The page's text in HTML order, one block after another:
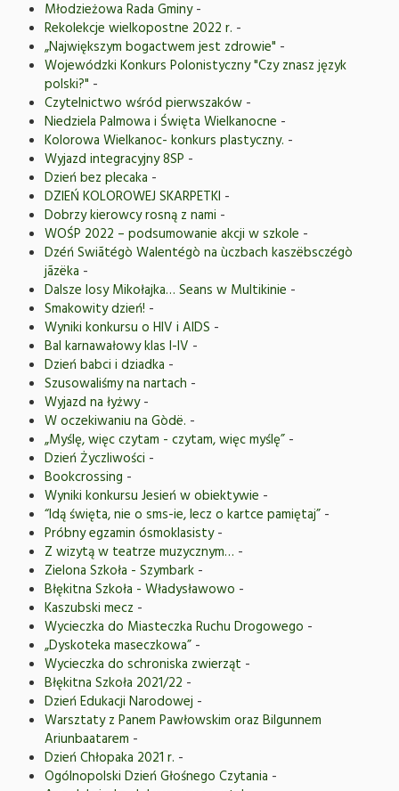
Młodzieżowa Rada Gminy-
Rekolekcje wielkopostne 2022 r. -
„Największym bogactwem jest zdrowie" -
Wojewódzki Konkurs Polonistyczny "Czy znasz język
polski?" -
Czytelnictwo wśród pierwszaków -
Niedziela Palmowa i Święta Wielkanocne -
Kolorowa Wielkanoc- konkurs plastyczny. -
Wyjazd integracyjny 8SP -
Dzień bez plecaka -
DZIEŃ KOLOROWEJ SKARPETKI -
Dobrzy kierowcy rosną z nami -
WOŚP 2022 – podsumowanie akcji w szkole -
Dzéń Swiãtégò Walentégò na ùczbach kaszëbsczégò
jãzëka -
Dalsze losy Mikołajka… Seans w Multikinie -
Smakowity dzień! -
Wyniki konkursu o HIV i AIDS -
Bal karnawałowy klas I-IV -
Dzień babci i dziadka -
Szusowaliśmy na nartach -
Wyjazd na łyżwy-
W oczekiwaniu na Gòdë. -
„Myślę, więc czytam - czytam, więc myślę” -
Dzień Życzliwości -
Bookcrossing -
Wyniki konkursu Jesień w obiektywie -
“Idą święta, nie o sms-ie, lecz o kartce pamiętaj” -
Próbny egzamin ósmoklasisty-
Z wizytą w teatrze muzycznym… -
Zielona Szkoła - Szymbark -
Błękitna Szkoła - Władysławowo -
Kaszubski mecz -
Wycieczka do Miasteczka Ruchu Drogowego -
„Dyskoteka maseczkowa” -
Wycieczka do schroniska zwierząt -
Błękitna Szkoła 2021/22 -
Dzień Edukacji Narodowej -
Warsztaty z Panem Pawłowskim oraz Bilgunnem
Ariunbaatarem -
Dzień Chłopaka 2021 r. -
Ogólnopolski Dzień Głośnego Czytania -